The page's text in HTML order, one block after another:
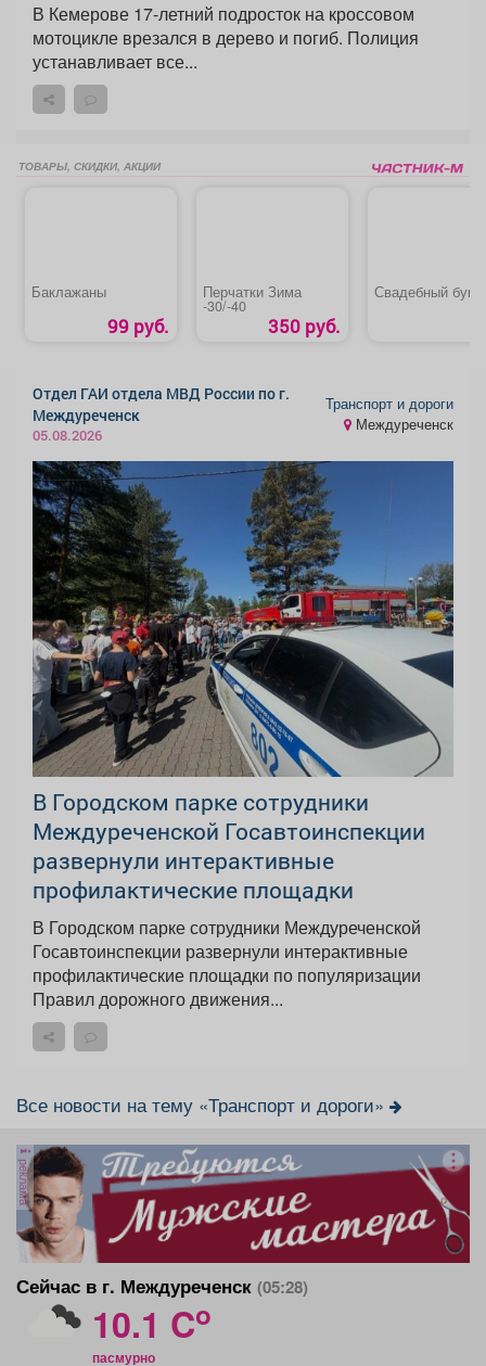
В Кемерове 17-летний подросток на кроссовом
мотоцикле врезался в дерево и погиб. Полиция
устанавливает все...
ТОВАРЫ, СКИДКИ, АКЦИИ
Баклажаны
99 руб.
Перчатки Зима
-30/-40
350 руб.
Свадебный
Отдел ГАИ отдела МВД России по г.
Междуреченск
05.08.2026
Транспорт и дороги
Междуреченск
В Городском парке сотрудники
Междуреченской Госавтоинспекции
развернули интерактивные
профилактические площадки
В Городском парке сотрудники Междуреченской
Госавтоинспекции развернули интерактивные
профилактические площадки по популяризации
Правил дорожного движения...
Все новости на тему «Транспорт и дороги»
реклама
Сейчас в г. Междуреченск (05:28)
10.1 Co
пасмурно